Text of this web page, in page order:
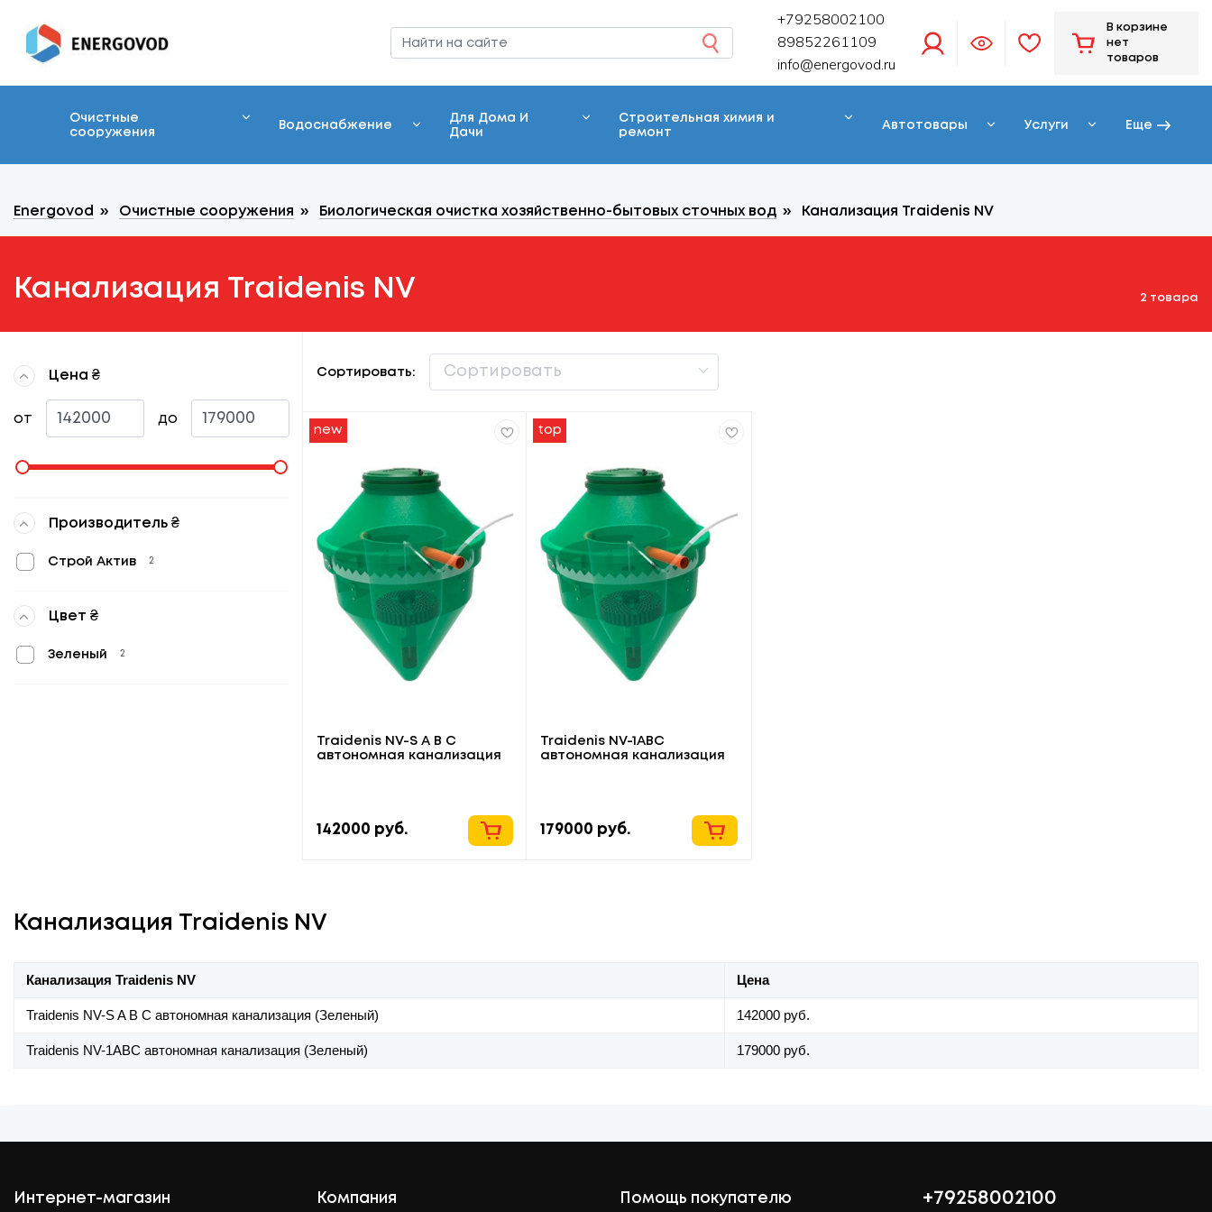
+79258002100
89852261109
info@energovod.ru
В корзине
нет
товаров
Очистные
сооружения
Водоснабжение
Для Дома И
Дачи
Строительная химия и
ремонт
Автотовары Услуги Еще
Energovod » Очистные сооружения » Биологическая очистка хозяйственно-бытовых сточных вод » Канализация Traidenis NV
Канализация Traidenis NV 2 товара
Цена ₴
от до
Производитель ₴
Строй Актив 2
Цвет ₴
Зеленый 2
Сортировать:
new
Traidenis NV-S A B C
автономная канализация
142000 руб.
top
Traidenis NV-1АВС
автономная канализация
179000 руб.
Канализация Traidenis NV
Канализация Traidenis NV Цена
Traidenis NV-S A B C автономная канализация (Зеленый) 142000 руб.
Traidenis NV-1АВС автономная канализация (Зеленый) 179000 руб.
Интернет-магазин Компания Помощь покупателю +79258002100